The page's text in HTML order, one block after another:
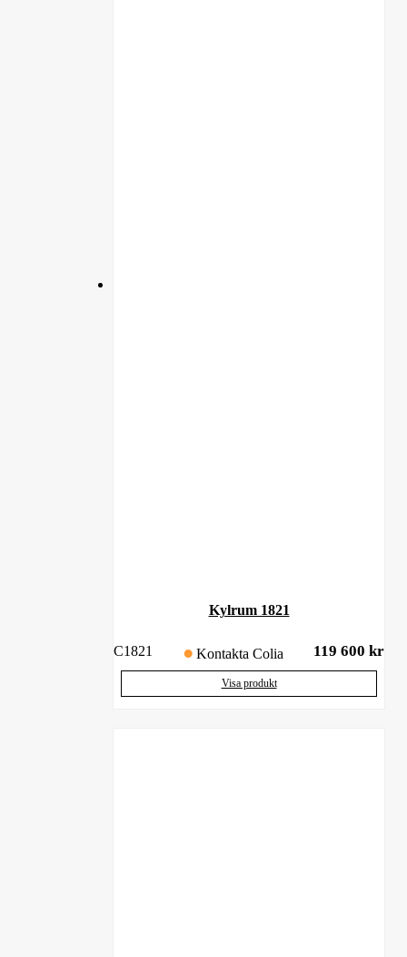
Kylrum 1821
C1821 Kontakta Colia 119 600 kr
Visa produkt